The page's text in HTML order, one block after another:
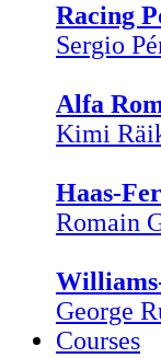
Racing
Sergio
Alfa
Kimi
Haas-
Romain
George
Courses